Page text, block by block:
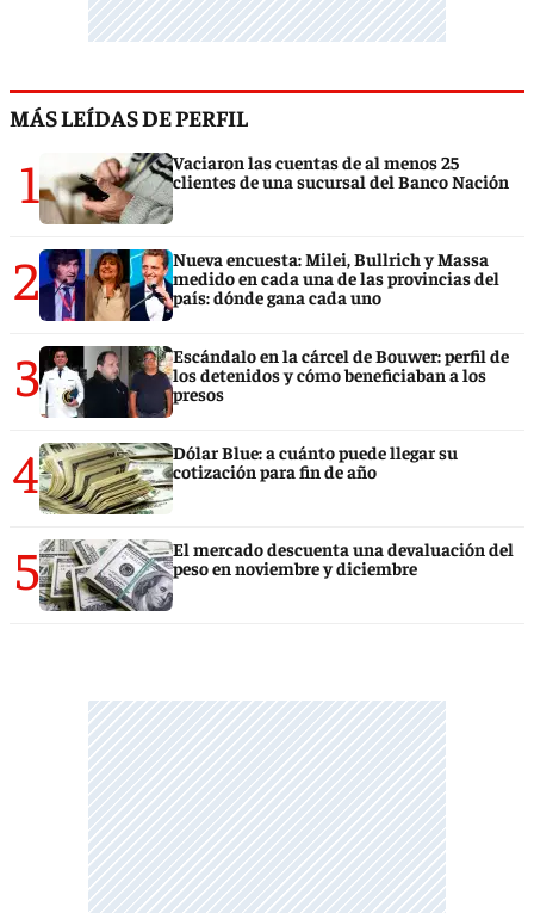
MÁS LEÍDAS DE PERFIL
1
Vaciaron las cuentas de al menos 25
clientes de una sucursal del Banco Nación
2
Nueva encuesta: Milei, Bullrich y Massa
medido en cada una de las provincias del
país: dónde gana cada uno
3
Escándalo en la cárcel de Bouwer: perfil de
los detenidos y cómo beneficiaban a los
presos
4
Dólar Blue: a cuánto puede llegar su
cotización para fin de año
5
El mercado descuenta una devaluación del
peso en noviembre y diciembre